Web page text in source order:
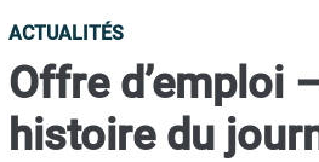
ACTUALITÉS
Offre d’emploi
histoire du